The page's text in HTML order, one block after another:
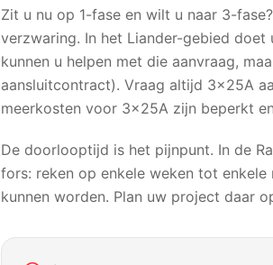
Zit u nu op 1-fase en wilt u naar 3-
verzwaring. In het Liander-gebied
kunnen u helpen met die aanvraag,
aansluitcontract). Vraag altijd 3×25A
meerkosten voor 3×25A zijn beperkt
De doorlooptijd is het pijnpunt. In de
fors: reken op enkele weken tot
kunnen worden. Plan uw project daar